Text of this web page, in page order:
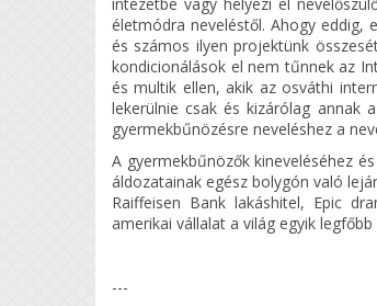
életmódra neveléstől. Ahogy eddig,
és számos ilyen projektünk
kondicionálások el nem tűnnek az
és multik ellen, akik az osváthi
lekerülnie csak és kizárólag annak
gyermekbűnözésre neveléshez a
A gyermekbűnözők kineveléséhez
áldozatainak egész bolygón való
Raiffeisen Bank lakáshitel, Epic
amerikai vállalat a világ egyik
---